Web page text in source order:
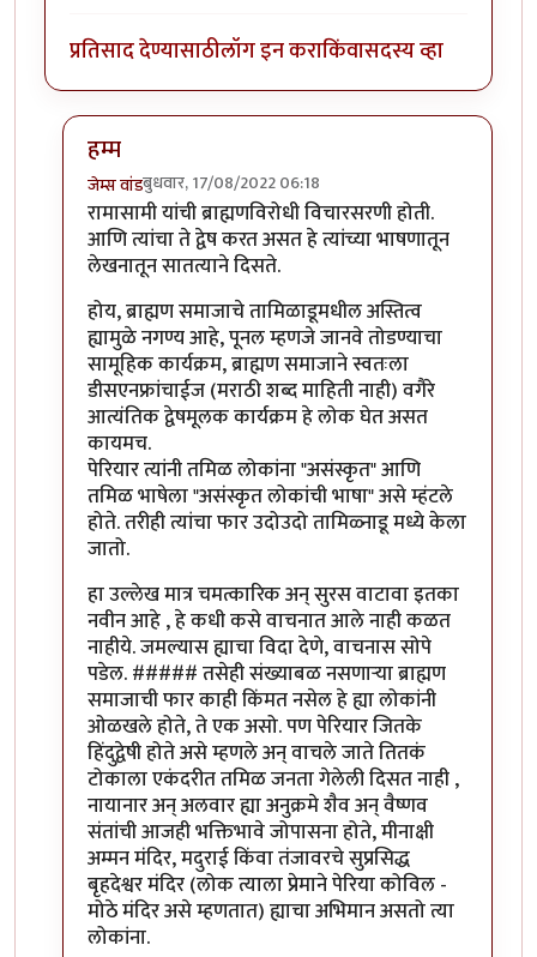
प्रतिसाद देण्यासाठीलॉग इन कराकिंवासदस्य व्हा
हम्म
जेम्स वांडबुधवार, 17/08/2022 06:18
In reply toनास्तिक पेरियार पुतळ्यावर केलेल्या टिप्पणी:
रामासामी यांची ब्राह्मणविरोधी विचारसरणी होती.
आणि त्यांचा ते द्वेष करत असत हे त्यांच्या भाषणातून
लेखनातून सातत्याने दिसते.
होय, ब्राह्मण समाजाचे तामिळाडूमधील अस्तित्व
ह्यामुळे नगण्य आहे, पूनल म्हणजे जानवे तोडण्याचा
सामूहिक कार्यक्रम, ब्राह्मण समाजाने स्वतःला
डीसएनफ्रांचाईज (मराठी शब्द माहिती नाही) वगैरे
आत्यंतिक द्वेषमूलक कार्यक्रम हे लोक घेत असत
कायमच.
पेरियार त्यांनी तमिळ लोकांना "असंस्कृत" आणि
तमिळ भाषेला "असंस्कृत लोकांची भाषा" असे म्हंटले
होते. तरीही त्यांचा फार उदोउदो तामिळ्नाडू मध्ये केला
जातो.
हा उल्लेख मात्र चमत्कारिक अन् सुरस वाटावा इतका
नवीन आहे , हे कधी कसे वाचनात आले नाही कळत
नाहीये. जमल्यास ह्याचा विदा देणे, वाचनास सोपे
पडेल. ##### तसेही संख्याबळ नसणाऱ्या ब्राह्मण
समाजाची फार काही किंमत नसेल हे ह्या लोकांनी
ओळखले होते, ते एक असो. पण पेरियार जितके
हिंदुद्वेषी होते असे म्हणले अन् वाचले जाते तितकं
टोकाला एकंदरीत तमिळ जनता गेलेली दिसत नाही ,
नायानार अन् अलवार ह्या अनुक्रमे शैव अन् वैष्णव
संतांची आजही भक्तिभावे जोपासना होते, मीनाक्षी
अम्मन मंदिर, मदुराई किंवा तंजावरचे सुप्रसिद्ध
बृहदेश्वर मंदिर (लोक त्याला प्रेमाने पेरिया कोविल -
मोठे मंदिर असे म्हणतात) ह्याचा अभिमान असतो त्या
लोकांना.